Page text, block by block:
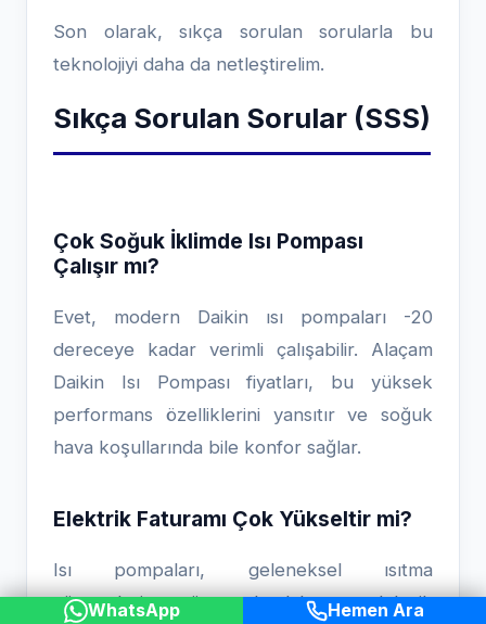
WhatsApp Hemen Ara
Son olarak, sıkça sorulan sorularla bu
teknolojiyi daha da netleştirelim.
Sıkça Sorulan Sorular (SSS)
Çok Soğuk İklimde Isı Pompası
Çalışır mı?
Evet, modern Daikin ısı pompaları -20
dereceye kadar verimli çalışabilir. Alaçam
Daikin Isı Pompası fiyatları, bu yüksek
performans özelliklerini yansıtır ve soğuk
hava koşullarında bile konfor sağlar.
Elektrik Faturamı Çok Yükseltir mi?
Isı pompaları, geleneksel ısıtma
yöntemlerine göre çok daha az elektrik